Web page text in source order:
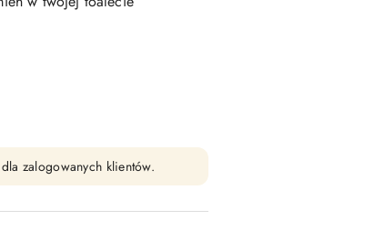
zalogowanych klientów.